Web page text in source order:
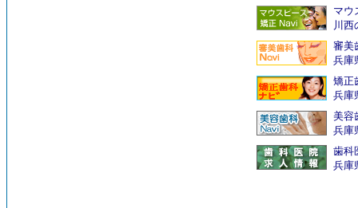
マウ
川西
審美
兵庫
矯正
兵庫
美容
兵庫
歯科
兵庫